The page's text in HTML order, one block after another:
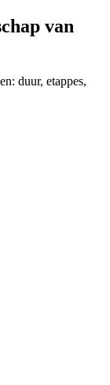
van
duur, etappes,